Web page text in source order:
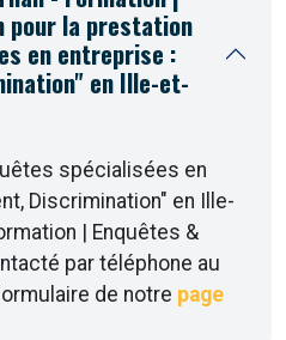
pour la prestation
en entreprise :
en Ille-et-
spécialisées en
Discrimination" en Ille-
| Enquêtes &
par téléphone au
de notre page